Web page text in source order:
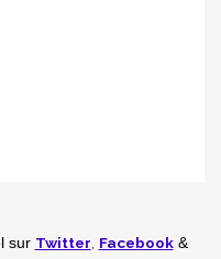
sur Twitter Facebook&